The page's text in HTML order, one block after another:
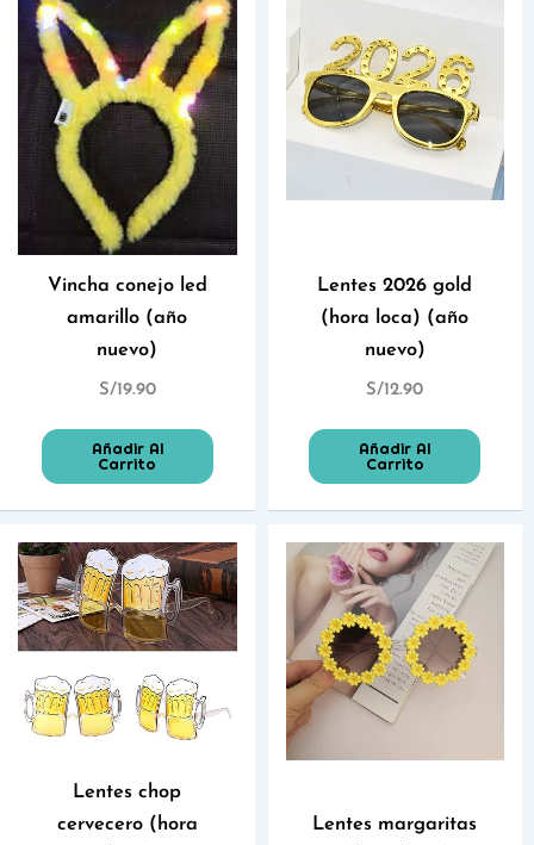
Vincha conejo led
amarillo (año
nuevo)
S/19.90
Añadir Al
Carrito
Lentes 2026 gold
(hora loca) (año
nuevo)
S/12.90
Añadir Al
Carrito
Lentes chop
cervecero (hora
Lentes margaritas